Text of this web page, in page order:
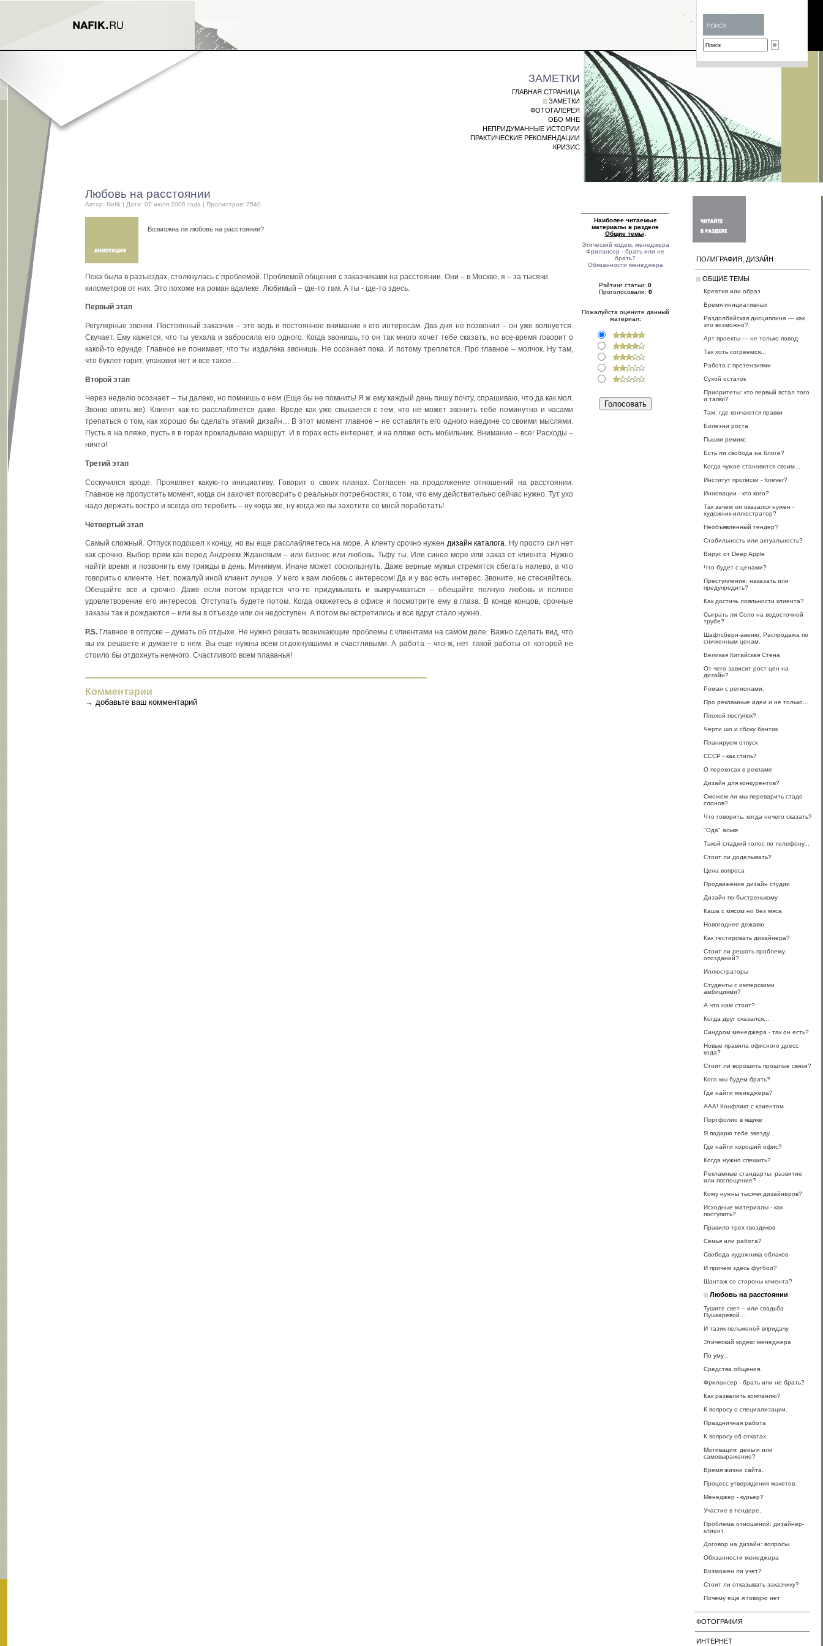
ЗАМЕТКИ
ГЛАВНАЯ СТРАНИЦА
ЗАМЕТКИ
ФОТОГАЛЕРЕЯ
ОБО МНЕ
НЕПРИДУМАННЫЕ ИСТОРИИ
ПРАКТИЧЕСКИЕ РЕКОМЕНДАЦИИ
КРИЗИС
Любовь на расстоянии
Автор: Nafik | Дата: 07 июля 2006 года | Просмотров: 7540
Возможна ли любовь на расстоянии?
Пока была в разъездах, столкнулась с проблемой. Проблемой общения с заказчиками на расстоянии. Они – в Москве, я – за тысячи
километров от них. Это похоже на роман вдалеке. Любимый – где-то там. А ты - где-то здесь.
Первый этап
Регулярные звонки. Постоянный заказчик – это ведь и постоянное внимание к его интересам. Два дня не позвонил – он уже волнуется.
Скучает. Ему кажется, что ты уехала и забросила его одного. Когда звонишь, то он так много хочет тебе сказать, но все-время говорит о
какой-то ерунде. Главное не понимает, что ты издалека звонишь. Не осознает пока. И потому треплется. Про главное – молчок. Ну там,
что буклет горит, упаковки нет и все такое…
Второй этап
Через неделю осознает – ты далеко, но помнишь о нем (Еще бы не помнить! Я ж ему каждый день пишу почту, спрашиваю, что да как мол.
Звоню опять же). Клиент как-то расслабляется даже. Вроде как уже свыкается с тем, что не может звонить тебе поминутно и часами
трепаться о том, как хорошо бы сделать этакий дизайн… В этот момент главное – не оставлять его одного наедине со своими мыслями.
Пусть я на пляже, пусть я в горах прокладываю маршрут. И в горах есть интернет, и на пляже есть мобильник. Внимание – все! Расходы –
ничто!
Третий этап
Соскучился вроде. Проявляет какую-то инициативу. Говорит о своих планах. Согласен на продолжение отношений на расстоянии.
Главное не пропустить момент, когда он захочет поговорить о реальных потребностях, о том, что ему действительно сейчас нужно. Тут ухо
надо держать востро и всегда его теребить – ну когда же, ну когда же вы захотите со мной поработать!
Четвертый этап
Самый сложный. Отпуск подошел к концу, но вы еще расслабляетесь на море. А кленту срочно нужен дизайн каталога . Ну просто сил нет
как срочно. Выбор прям как перед Андреем Ждановым – или бизнес или любовь. Тьфу ты. Или синее море или заказ от клиента. Нужно
найти время и позвонить ему трижды в день. Минимум. Иначе может соскользнуть. Даже верные мужья стремятся сбегать налево, а что
говорить о клиенте. Нет, пожалуй иной клиент лучше. У него к вам любовь с интересом! Да и у вас есть интерес. Звоните, не стесняйтесь.
Обещайте все и срочно. Даже если потом придется что-то придумывать и выкручиваться – обещайте полную любовь и полное
удовлетворение его интересов. Отступать будете потом. Когда окажетесь в офисе и посмотрите ему в глаза. В конце концов, срочные
заказы так и рождаются – или вы в отъезде или он недоступен. А потом вы встретились и все вдруг стало нужно.
P.S. Главное в отпуске – думать об отдыхе. Не нужно решать возникающие проблемы с клиентами на самом деле. Важно сделать вид, что
вы их решаете и думаете о нем. Вы еще нужны всем отдохнувшими и счастливыми. А работа – что-ж, нет такой работы от которой не
стоило бы отдохнуть немного. Счастливого всем плаванья!
Комментарии
→ добавьте ваш комментарий
Наиболее читаемые
материалы в разделе
Общие темы:
Этический кодекс менеджера
Фрилансер - брать или не
брать?
Обязанности менеджера
Рэйтинг статьи: 0
Проголосовали: 0
Пожалуйста оцените данный
материал:
ПОЛИГРАФИЯ, ДИЗАЙН
ОБЩИЕ ТЕМЫ
Креатив или образ
Время инициативных
Раздолбайская дисциплина — как
это возможно?
Арт проекты — не только повод
Так хоть согреемся...
Работа с претензиями
Сухой остаток
Приоритеты: кто первый встал того
и тапки?
Там, где кончаются правки
Болезни роста
Пышки ремикс
Есть ли свобода на блоге?
Когда чужое становится своим...
Институт прописки - forever?
Инновации - кто кого?
Так зачем он оказался нужен -
художник-иллюстратор?
Необъявленный тендер?
Стабильность или актуальность?
Вирус от Deep Apple
Что будет с ценами?
Преступление: наказать или
предупредить?
Как достичь лояльности клиента?
Сыграть ли Соло на водосточной
трубе?
Шафтсбери-авеню. Распродажа по
сниженным ценам.
Великая Китайская Стена
От чего зависит рост цен на
дизайн?
Роман с регионами.
Про рекламные идеи и не только...
Плохой поступок?
Черти шо и сбоку бантик
Планируем отпуск
СССР - как стиль?
О перекосах в рекламе
Дизайн для конкурентов?
Сможем ли мы переварить стадо
слонов?
Что говорить, когда нечего сказать?
"Ода" аське
Такой сладкий голос по телефону...
Стоит ли доделывать?
Цена вопроса
Продвижение дизайн студии
Дизайн по-быстренькому
Каша с мясом но без мяса
Новогоднее дежавю
Как тестировать дизайнера?
Стоит ли решать проблему
опозданий?
Иллюстраторы
Студенты с имперскими
амбициями?
А что нам стоит?
Когда друг оказался...
Синдром менеджера - так он есть?
Новые правила офисного дресс
кода?
Стоит ли ворошить прошлые связи?
Кого мы будем брать?
Где найти менеджера?
ААА! Конфликт с клиентом
Портфолио в ящике
Я подарю тебе звезду…
Где найти хороший офис?
Когда нужно спешить?
Рекламные стандарты: развитие
или поглощение?
Кому нужны тысячи дизайнеров?
Исходные материалы - как
поступить?
Правило трех гвоздиков
Семья или работа?
Свобода художника облаков
И причем здесь футбол?
Шантаж со стороны клиента?
Любовь на расстоянии
Тушите свет – или свадьба
Пушкаревой…
И тазик пельменей впридачу
Этический кодекс менеджера
По уму...
Средства общения.
Фрилансер - брать или не брать?
Как развалить компанию?
К вопросу о специализации.
Праздничная работа
К вопросу об откатах.
Мотивация: деньги или
самовыражение?
Время жизни сайта.
Процесс утверждения макетов.
Менеджер - курьер?
Участие в тендере.
Проблема отношений: дизайнер-
клиент.
Договор на дизайн: вопросы.
Обязанности менеджера
Возможен ли учет?
Стоит ли отказывать заказчику?
Почему еще я говорю нет
ФОТОГРАФИЯ
ИНТЕРНЕТ